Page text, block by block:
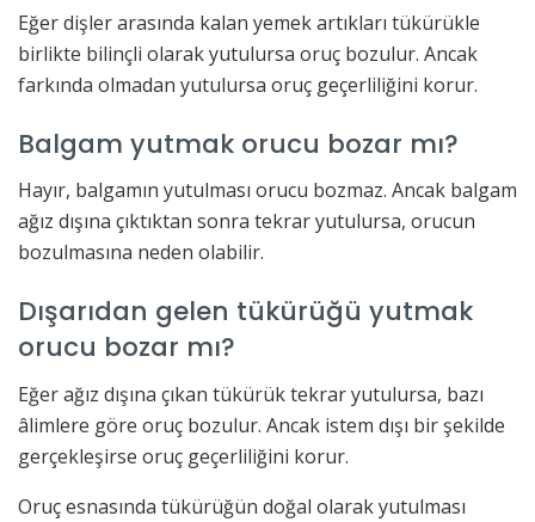
Eğer dişler arasında kalan yemek artıkları tükürükle
birlikte bilinçli olarak yutulursa oruç bozulur. Ancak
farkında olmadan yutulursa oruç geçerliliğini korur.
Balgam yutmak orucu bozar mı?
Hayır, balgamın yutulması orucu bozmaz. Ancak balgam
ağız dışına çıktıktan sonra tekrar yutulursa, orucun
bozulmasına neden olabilir.
Dışarıdan gelen tükürüğü yutmak
orucu bozar mı?
Eğer ağız dışına çıkan tükürük tekrar yutulursa, bazı
âlimlere göre oruç bozulur. Ancak istem dışı bir şekilde
gerçekleşirse oruç geçerliliğini korur.
Oruç esnasında tükürüğün doğal olarak yutulması